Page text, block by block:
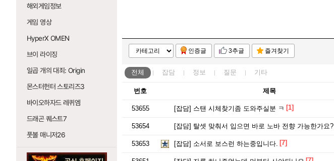
해외게임정보
게임 영상
HyperX OMEN
브이 라이징
일곱 개의 대죄: Origin
몬스터헌터 스토리즈3
바이오하자드 레퀴엠
드래곤 퀘스트7
풋볼 매니저26
인증글 3추글 즐겨찾기
전체 잡담 정보 질문 기타
번호 제목
53655 [잡담] 스탠 시체찾기좀 도와주실분 ㅋ [1]
53654 [잡담] 탈셋 맞춰서 입으면 바로 노바 전향 가능한가요?
53653 [잡담] 소서로 보스런 하는중입니다. [7]